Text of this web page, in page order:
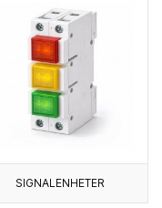
SIGNALENHETER